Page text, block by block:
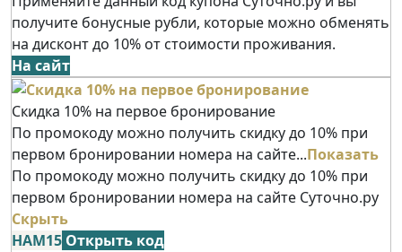
получите бонусные рубли, которые можно обменять
на дисконт до 10% от стоимости проживания.
На сайт
Скидка 10% на первое бронирование
По промокоду можно получить скидку до 10% при
первом бронировании номера на сайте...Показать
По промокоду можно получить скидку до 10% при
первом бронировании номера на сайте Суточно.ру
Скрыть
НАМ15 Открыть код